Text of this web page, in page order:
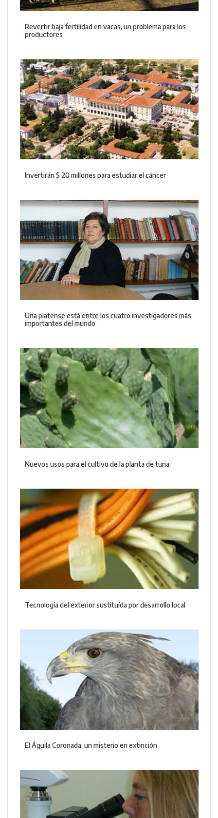
Revertir baja fertilidad en vacas, un problema para los
productores
Invertirán $ 20 millones para estudiar el cáncer
Una platense está entre los cuatro investigadores más
importantes del mundo
Nuevos usos para el cultivo de la planta de tuna
Tecnología del exterior sustituída por desarrollo local
El Águila Coronada, un misterio en extinción